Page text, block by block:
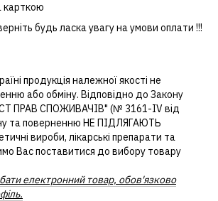
карткою
будь ласка увагу на умови оплати !!!
продукція належної якості не
або обміну. Відповідно до Закону
ПРАВ СПОЖИВАЧІВ" (№ 3161-IV від
та поверненню НЕ ПІДЛЯГАЮТЬ
вироби, лікарські препарати та
Вас поставитися до вибору товару
електронний товар, обов'язково